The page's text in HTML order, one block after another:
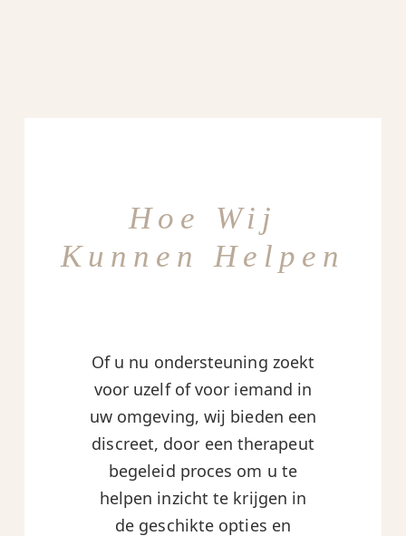
Hoe Wij
Kunnen Helpen
Of u nu ondersteuning zoekt
voor uzelf of voor iemand in
uw omgeving, wij bieden een
discreet, door een therapeut
begeleid proces om u te
helpen inzicht te krijgen in
de geschikte opties en